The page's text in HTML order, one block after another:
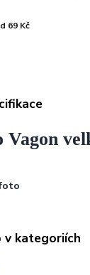
69 Kč
Vagon
v kategoriích